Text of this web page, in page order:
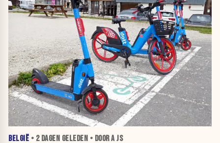
BELGIË • 2 DAGEN GELEDEN • DOOR A JS